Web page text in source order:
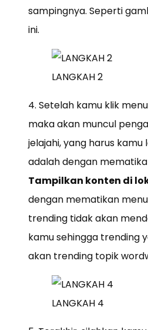
sampingnya. Seperti
ini.
LANGKAH 2
4. Setelah kamu klik
maka akan muncul
jelajahi, yang harus kamu
adalah dengan
Tampilkan konten di
dengan mematikan
trending tidak akan
kamu sehingga trending
akan trending topik
LANGKAH 4